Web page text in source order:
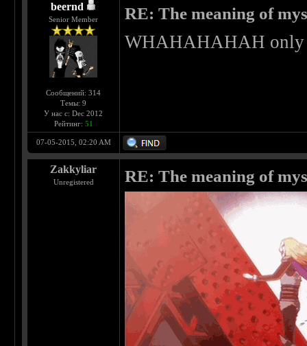
beernd
Senior Member
Сообщений: 314
Темы: 9
У нас с: Dec 2012
Рейтинг: 51
RE: The meaning of
WHAHAHAHAH only
07-05-2015, 02:20 AM
Zakkyliar
Unregistered RE: The meaning of